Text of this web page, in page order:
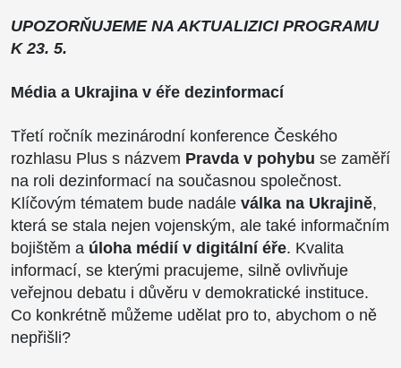
UPOZORŇUJEME NA AKTUALIZICI PROGRAMU
K 23. 5.
Média a Ukrajina v éře dezinformací
Třetí ročník mezinárodní konference Českého
rozhlasu Plus s názvem Pravda v pohybu se zaměří
na roli dezinformací na současnou společnost.
Klíčovým tématem bude nadále válka na Ukrajině,
která se stala nejen vojenským, ale také informačním
bojištěm a úloha médií v digitální éře. Kvalita
informací, se kterými pracujeme, silně ovlivňuje
veřejnou debatu i důvěru v demokratické instituce.
Co konkrétně můžeme udělat pro to, abychom o ně
nepřišli?